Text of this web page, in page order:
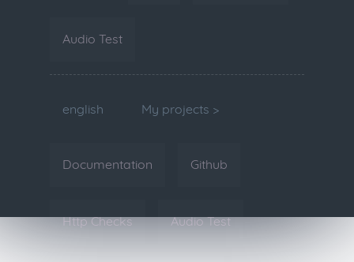
Audio Test
english My projects >
Documentation Github
Http Checks Audio Test